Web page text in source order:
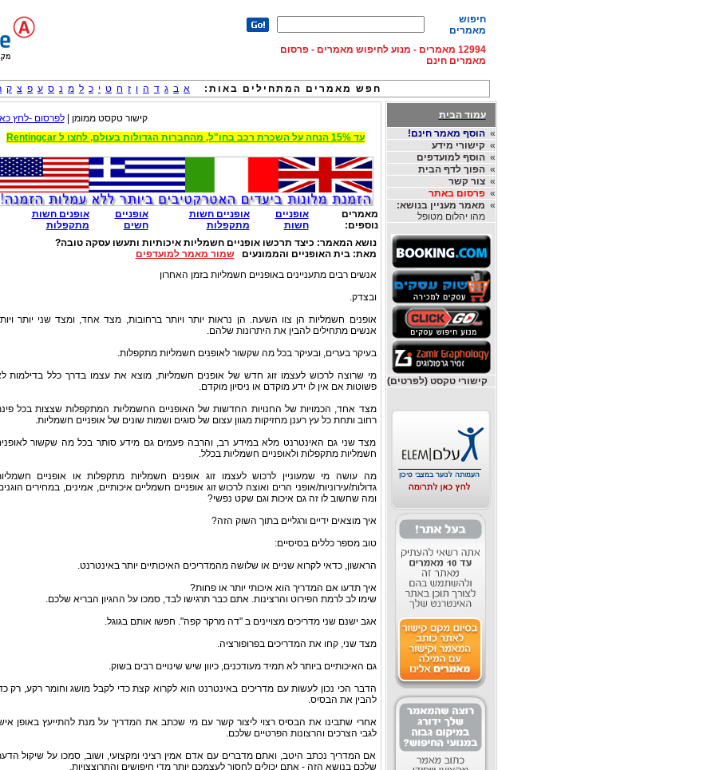
חיפוש
מאמרים
12994 מאמרים - מנוע לחיפוש מאמרים - פרסום
מאמרים חינם
חפש מאמרים המתחילים באות: א ב ג ד ה ו ז ח ט י כ ל מ נ ס ע פ צ ק
עמוד הבית
»הוסף מאמר חינם!
»קישורי מידע
»הוסף למועדפים
»הפוך לדף הבית
»צור קשר
»פרסום באתר
» מאמר מעניין בנושא:
מהו יהלום מטופל
קישורי טקסט (לפרטים)
קישור טקסט ממומן |לפרסום -לחץ
עד 15% הנחה על השכרת רכב בחו"ל, מהחברות הגדולות בעולם, לחצו ל Rentingcar
מאמרים
נוספים:
אופניים
חשות
אופניים חשות
מתקפלות
אופניים
חשים
אופנים חשות
מתקפלות
נושא המאמר: כיצד תרכשו אופניים חשמליות איכותיות ותעשו עסקה טובה?
מאת:בית האופניים והממונעיםשמור מאמר למועדפים
אנשים רבים מתעניינים באופניים חשמליות בזמן האחרון
ובצדק.
אופנים חשמליות הן צוו השעה. הן נראות יותר ויותר ברחובות, מצד אחד, ומצד שני יותר
אנשים מתחילים להבין את היתרונות שלהם.
בעיקר בערים, ובעיקר בכל מה שקשור לאופנים חשמליות מתקפלות.
מי שרוצה לרכוש לעצמו זוג חדש של אופנים חשמליות, מוצא את עצמו בדרך כלל בדילמות
פשוטות אם אין לו ידע מוקדם או ניסיון מוקדם.
מצד אחד, הכמויות של החנויות החדשות של האופניים החשמליות המתקפלות שצצות בכל
רחוב ותחת כל עץ רענן מחזיקות מגוון עצום של סוגים ושמות שונים של אופניים חשמליות.
מצד שני גם האינטרנט מלא במידע רב, והרבה פעמים גם מידע סותר בכל מה שקשור
חשמליות מתקפלות ולאופניים חשמליות בכלל.
מה עושה מי שמעוניין לרכוש לעצמו זוג אופנים חשמליות מתקפלות או אופניים
גדולות/עירוניות/אופני הרים ואוצה לרכוש זוג אופניים חשמליים איכותיים, אמינים, במחירים
ומה שחשוב לו זה גם איכות וגם שקט נפשי?
איך מוצאים ידיים ורגליים בתוך השוק הזה?
טוב מספר כללים בסיסיים:
הראשון, כדאי לקרוא שניים או שלושה מהמדריכים האיכותיים יותר באינטרנט.
איך תדעו אם המדריך הוא איכותי יותר או פחות?
שימו לב לרמת הפירוט והרצינות. אתם כבר תרגישו לבד, סמכו על ההגיון הבריא שלכם.
אגב ישנם שני מדריכים מצויינים ב "דה מרקר קפה". חפשו אותם בגוגל.
מצד שני, קחו את המדריכים בפרופורציה.
גם האיכותיים ביותר לא תמיד מעודכנים, כיוון שיש שינויים רבים בשוק.
הדבר הכי נכון לעשות עם מדריכים באינטרנט הוא לקרוא קצת כדי לקבל מושג וחומר רקע, רק
להבין את הבסיס.
אחרי שתבינו את הבסיס רצוי ליצור קשר עם מי שכתב את המדריך על מנת להתייעץ באופן
לגבי הצרכים והרצונות הפרטיים שלכם.
אם המדריך נכתב היטב, ואתם מדברים עם אדם אמין רציני ומקצועי, ושוב, סמכו על שיקול
שלכם בנושא הזה - אתם יכולים לחסוך לעצמכם יותר מדי חיפושים והתרוצצויות.